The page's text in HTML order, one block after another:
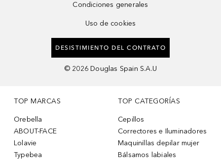
Condiciones generales
Uso de cookies
DESISTIMIENTO DEL CONTRATO
© 2026 Douglas Spain S.A.U
TOP MARCAS
Orebella
ABOUT-FACE
Lolavie
Typebea
TOP CATEGORÍAS
Cepillos
Correctores e Iluminadores
Maquinillas depilar mujer
Bálsamos labiales